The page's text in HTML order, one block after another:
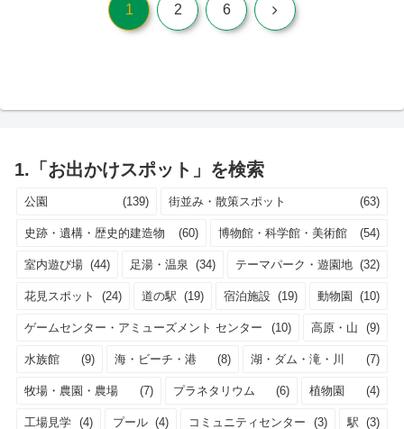
1 2 6 次
1.「お出かけスポット」を検索
公園 (139) 街並み・散策スポット (63)
史跡・遺構・歴史的建造物 (60) 博物館・科学館・美術館 (54)
室内遊び場 (44) 足湯・温泉 (34) テーマパーク・遊園地 (32)
花見スポット (24) 道の駅 (19) 宿泊施設 (19) 動物園 (10)
ゲームセンター・アミューズメント センター (10) 高原・山 (9)
水族館 (9) 海・ビーチ・港 (8) 湖・ダム・滝・川 (7)
牧場・農園・農場 (7) プラネタリウム (6) 植物園 (4)
工場見学 (4) プール (4) コミュニティセンター (3) 駅 (3)